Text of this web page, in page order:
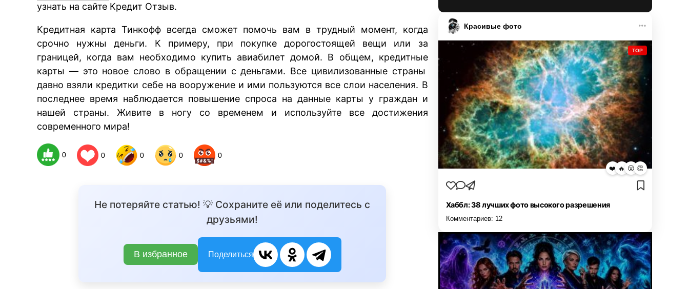
узнать на сайте Кредит Отзыв.
Кредитная карта Тинкофф всегда сможет помочь вам в трудный момент, когда
срочно нужны деньги. К примеру, при покупке дорогостоящей вещи или за
границей, когда вам необходимо купить авиабилет домой. В общем, кредитные
карты — это новое слово в обращении с деньгами. Все цивилизованные страны
давно взяли кредитки себе на вооружение и ими пользуются все слои населения. В
последнее время наблюдается повышение спроса на данные карты у граждан и
нашей страны. Живите в ногу со временем и используйте все достижения
современного мира!
0 0 0 0 0
Не потеряйте статью! 💡 Сохраните её или поделитесь с
друзьями!
В избранное Поделиться
Красивые фото
TOP
❤️ 🔥 😮 👏
Хаббл: 38 лучших фото высокого разрешения
Комментариев: 12